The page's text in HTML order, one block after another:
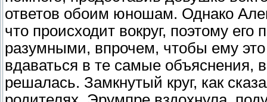
ответов обоим юношам. Однако
что происходит вокруг, поэтому
разумными, впрочем, чтобы ему
вдаваться в те самые объяснения,
решалась. Замкнутый круг, как